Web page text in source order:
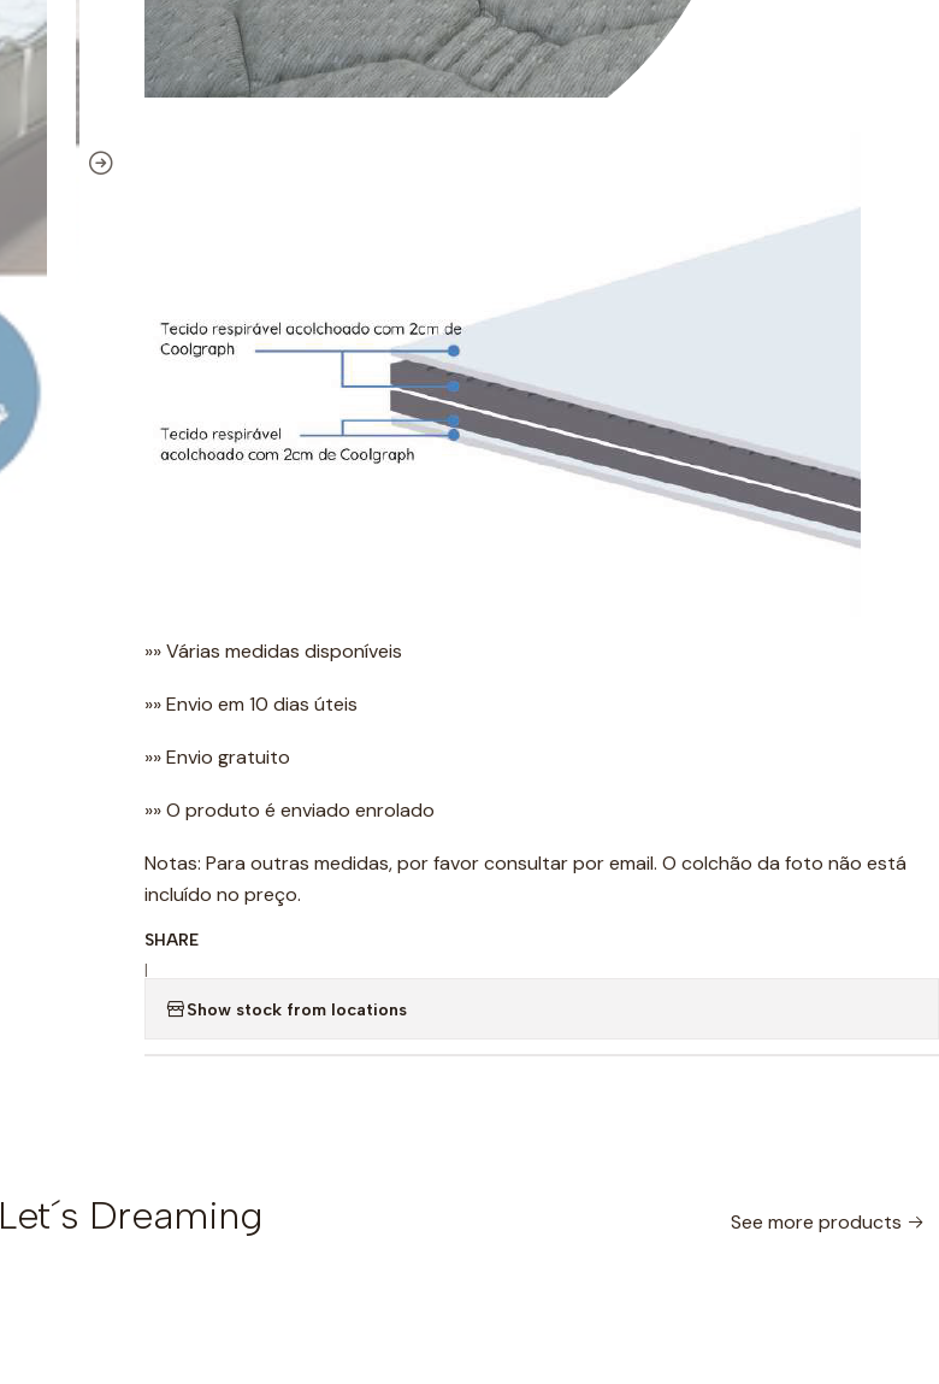
»» Várias medidas disponíveis
»» Envio em 10 dias úteis
»» Envio gratuito
»» O produto é enviado enrolado
Notas: Para outras medidas, por favor consultar por email. O colchão da foto não está
incluído no preço.
SHARE
|
Show stock from locations
Let´s Dreaming See more products